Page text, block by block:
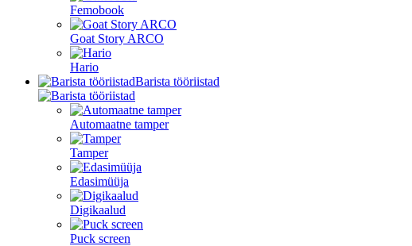
Femobook
Goat Story ARCO
Hario
Barista tööriistad
Automaatne tamper
Tamper
Edasimüüja
Digikaalud
Puck screen